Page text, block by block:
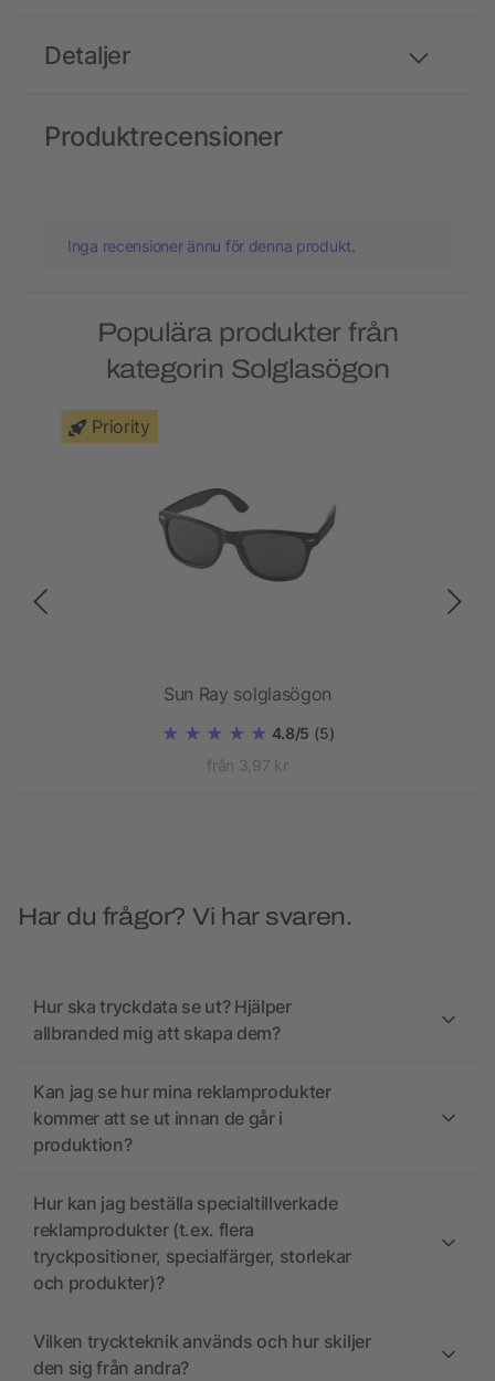
Detaljer
Produktrecensioner
Inga recensioner ännu för denna produkt.
Populära produkter från
kategorin Solglasögon
Priority
Sun Ray solglasögon
4.8/5 (5)
från 3,97 kr
Har du frågor? Vi har svaren.
Hur ska tryckdata se ut? Hjälper
allbranded mig att skapa dem?
Kan jag se hur mina reklamprodukter
kommer att se ut innan de går i
produktion?
Hur kan jag beställa specialtillverkade
reklamprodukter (t.ex. flera
tryckpositioner, specialfärger, storlekar
och produkter)?
Vilken tryckteknik används och hur skiljer
den sig från andra?